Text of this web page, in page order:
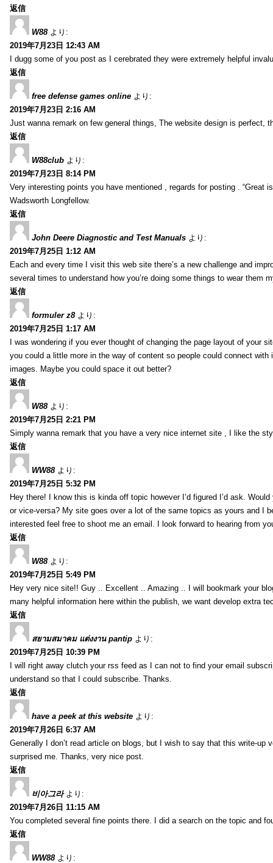
返信
W88 より:
2019年7月23日 12:43 AM
I dugg some of you post as I cerebrated they were extremely helpful
返信
free defense games online より:
2019年7月23日 2:16 AM
Just wanna remark on few general things, The website design is perfect,
返信
W88club より:
2019年7月23日 8:14 PM
Very interesting points you have mentioned , regards for posting . “Great
Wadsworth Longfellow.
返信
John Deere Diagnostic and Test Manuals より:
2019年7月25日 1:12 AM
Each and every time I visit this web site there’s a new challenge and
several times to understand how you’re doing some things to wear them
返信
formuler z8 より:
2019年7月25日 1:17 AM
I was wondering if you ever thought of changing the page layout of your
you could a little more in the way of content so people could connect
images. Maybe you could space it out better?
返信
W88 より:
2019年7月25日 2:21 PM
Simply wanna remark that you have a very nice internet site , I like the
返信
WW88 より:
2019年7月25日 5:32 PM
Hey there! I know this is kinda off topic however I’d figured I’d ask.
or vice-versa? My site goes over a lot of the same topics as yours and I
interested feel free to shoot me an email. I look forward to hearing from
返信
W88 より:
2019年7月25日 5:49 PM
Hey very nice site!! Guy .. Excellent .. Amazing .. I will bookmark your
many helpful information here within the publish, we want develop extra
返信
สยามสมาคม แต่งงาน pantip より:
2019年7月25日 10:39 PM
I will right away clutch your rss feed as I can not to find your email
understand so that I could subscribe. Thanks.
返信
have a peek at this website より:
2019年7月26日 6:37 AM
Generally I don’t read article on blogs, but I wish to say that this write-
surprised me. Thanks, very nice post.
返信
비아그라 より:
2019年7月26日 11:15 AM
You completed several fine points there. I did a search on the topic and
返信
WW88 より: